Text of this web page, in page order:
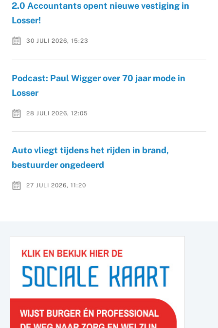
2.0 Accountants opent nieuwe vestiging in
Losser!
30 JULI 2026, 15:23
Podcast: Paul Wigger over 70 jaar mode in
Losser
28 JULI 2026, 12:05
Auto vliegt tijdens het rijden in brand,
bestuurder ongedeerd
27 JULI 2026, 11:20